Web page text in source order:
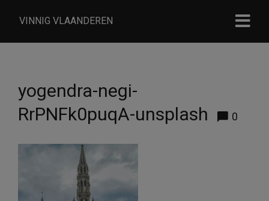
VINNIG VLAANDEREN
yogendra-negi-
RrPNFk0puqA-unsplash
0